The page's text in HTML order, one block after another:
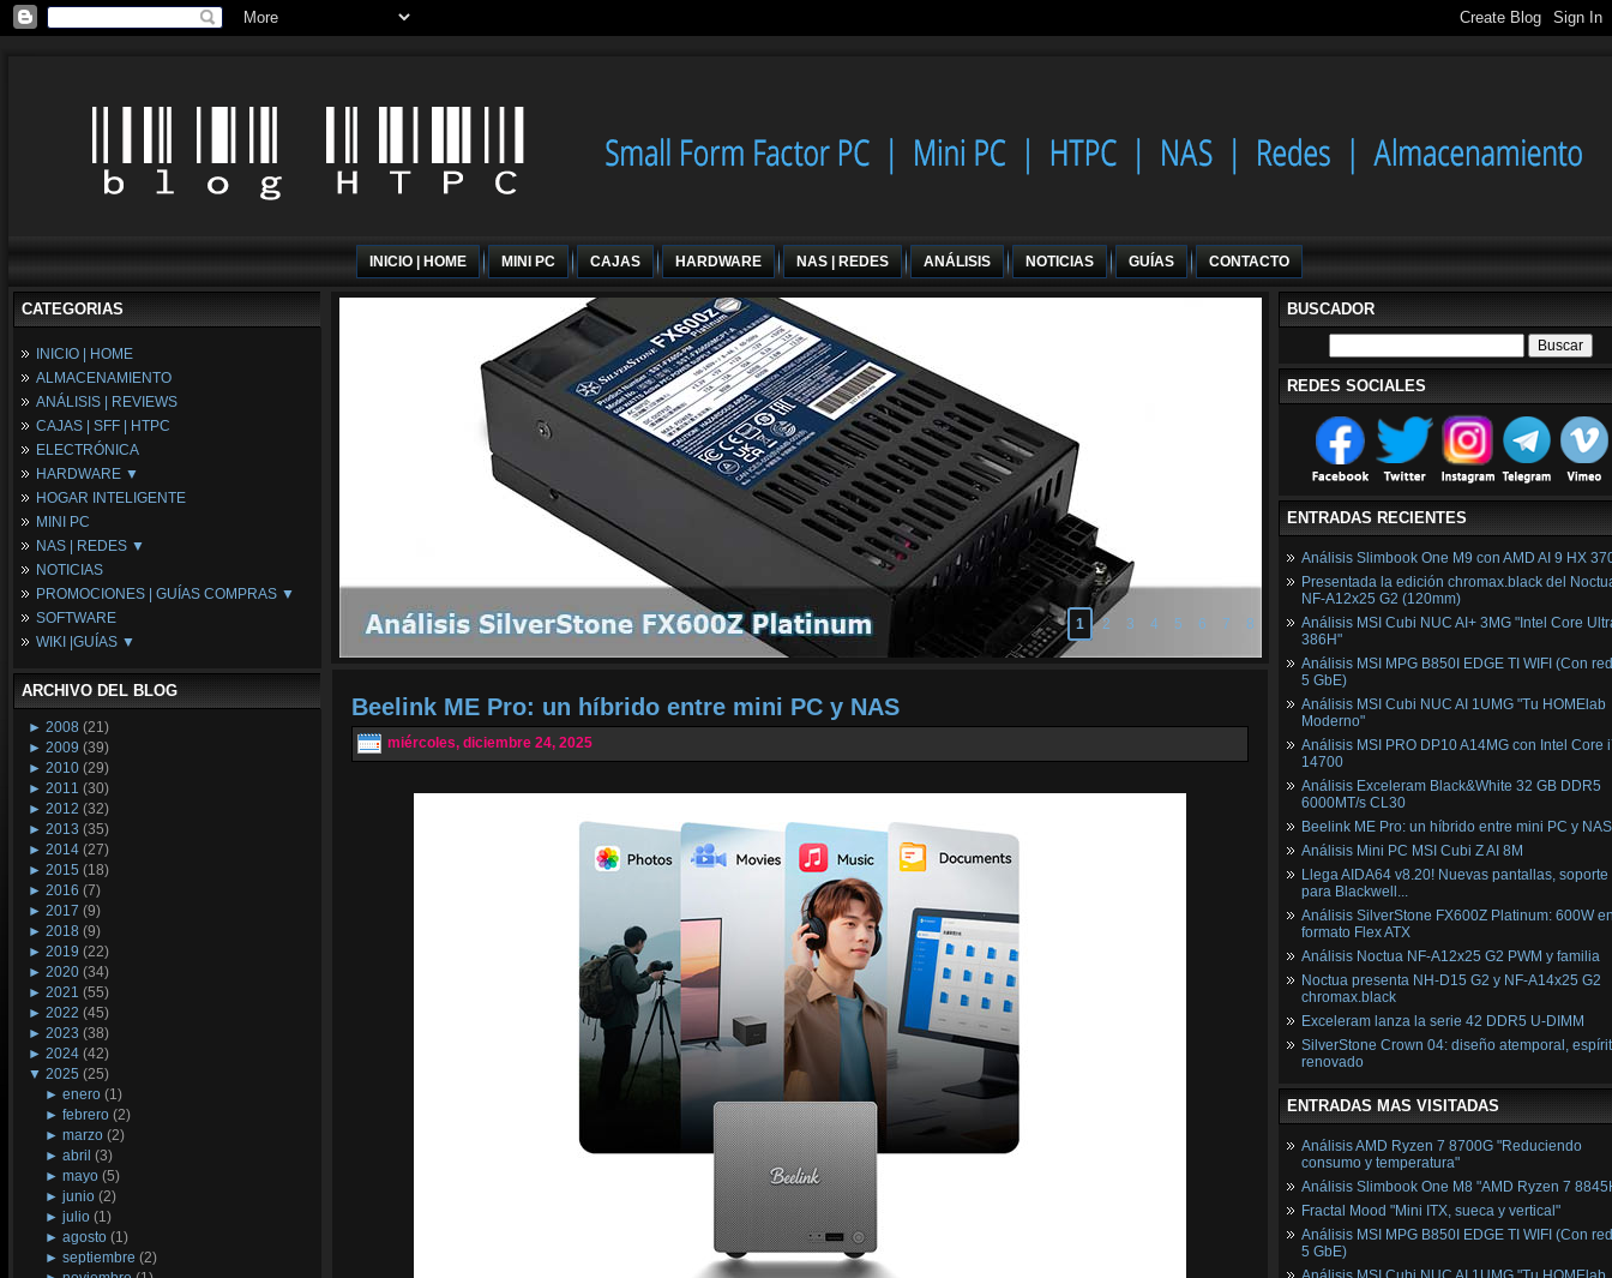
INICIO | HOME MINI PC CAJAS HARDWARE NAS | REDES ANÁLISIS NOTICIAS GUÍAS CONTACTO
CATEGORIAS
INICIO | HOME
ALMACENAMIENTO
ANÁLISIS | REVIEWS
CAJAS | SFF | HTPC
ELECTRÓNICA
HARDWARE ▼
Fuentes de Alimentación
Memória RAM
Placas Base
Procesadores
Periféricos
Refrigeración
Tarjetas Gráficas
HOGAR INTELIGENTE
MINI PC
NAS | REDES ▼
NAS
Espacio Synology
Redes
NOTICIAS
PROMOCIONES | GUÍAS COMPRAS ▼
Configuraciones Ordenadores
Guías de Compras
SOFTWARE
WIKI |GUÍAS ▼
Wikipedia
ARCHIVO DEL BLOG
► 2008 (21)
► 2009 (39)
► 2010 (29)
► 2011 (30)
► 2012 (32)
► 2013 (35)
► 2014 (27)
► 2015 (18)
► 2016 (7)
► 2017 (9)
► 2018 (9)
► 2019 (22)
► 2020 (34)
► 2021 (55)
► 2022 (45)
► 2023 (38)
► 2024 (42)
▼ 2025 (25)
►enero (1)
►febrero (2)
►marzo (2)
►abril (3)
►mayo (5)
►junio (2)
►julio (1)
►agosto (1)
►septiembre (2)
1 2 3 4 5 6 7 8
Beelink ME Pro: un híbrido entre mini PC y NAS
miércoles, diciembre 24, 2025
BUSCADOR
REDES SOCIALES
ENTRADAS RECIENTES
Análisis Slimbook One M9 con AMD AI 9 HX
Presentada la edición chromax.black del
NF‑A12x25 G2 (120mm)
Análisis MSI Cubi NUC AI+ 3MG "Intel Core
386H"
Análisis MSI MPG B850I EDGE TI WIFI (Con
5 GbE)
Análisis MSI Cubi NUC AI 1UMG "Tu HOMElab
Moderno"
Análisis MSI PRO DP10 A14MG con Intel Core
14700
Análisis Exceleram Black&White 32 GB DDR5
6000MT/s CL30
Beelink ME Pro: un híbrido entre mini PC y NAS
Análisis Mini PC MSI Cubi Z AI 8M
Llega AIDA64 v8.20! Nuevas pantallas, soporte
para Blackwell...
Análisis SilverStone FX600Z Platinum: 600W
formato Flex ATX
Análisis Noctua NF-A12x25 G2 PWM y familia
Noctua presenta NH-D15 G2 y NF-A14x25 G2
chromax.black
Exceleram lanza la serie 42 DDR5 U-DIMM
SilverStone Crown 04: diseño atemporal,
renovado
ENTRADAS MAS VISITADAS
Análisis AMD Ryzen 7 8700G "Reduciendo
consumo y temperatura"
Análisis Slimbook One M8 "AMD Ryzen 7
Fractal Mood "Mini ITX, sueca y vertical"
Análisis MSI MPG B850I EDGE TI WIFI (Con
5 GbE)